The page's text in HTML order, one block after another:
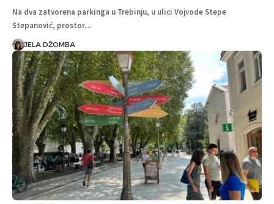
Na dva zatvorena parkinga u Trebinju, u ulici Vojvode Stepe
Stepanović, prostor…
JELA DŽOMBA